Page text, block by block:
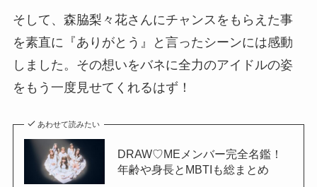
そして、森脇梨々花さんにチャンスをもらえた事
を素直に『ありがとう』と言ったシーンには感動
しました。その想いをバネに全力のアイドルの姿
をもう一度見せてくれるはず！
あわせて読みたい
DRAW♡MEメンバー完全名鑑！
年齢や身長とMBTIも総まとめ